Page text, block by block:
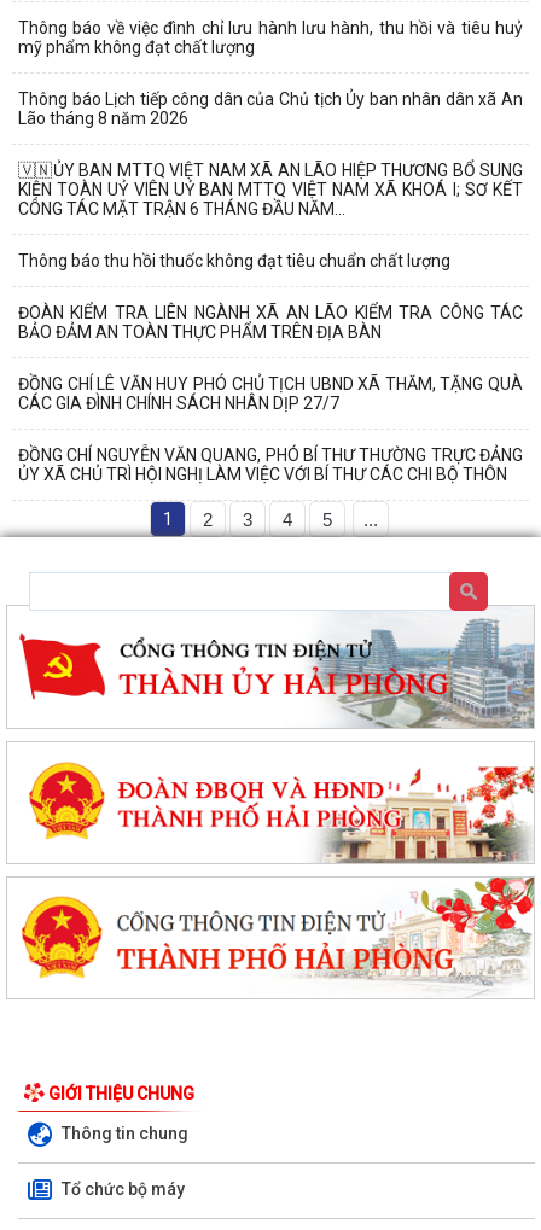
Thông báo về việc đình chỉ lưu hành lưu hành, thu hồi và tiêu huỷ
mỹ phẩm không đạt chất lượng
Thông báo Lịch tiếp công dân của Chủ tịch Ủy ban nhân dân xã An
Lão tháng 8 năm 2026
🇻🇳ỦY BAN MTTQ VIỆT NAM XÃ AN LÃO HIỆP THƯƠNG BỔ SUNG
KIỆN TOÀN UỶ VIÊN UỶ BAN MTTQ VIỆT NAM XÃ KHOÁ I; SƠ KẾT
CÔNG TÁC MẶT TRẬN 6 THÁNG ĐẦU NĂM...
Thông báo thu hồi thuốc không đạt tiêu chuẩn chất lượng
ĐOÀN KIỂM TRA LIÊN NGÀNH XÃ AN LÃO KIỂM TRA CÔNG TÁC
BẢO ĐẢM AN TOÀN THỰC PHẨM TRÊN ĐỊA BÀN
ĐỒNG CHÍ LÊ VĂN HUY PHÓ CHỦ TỊCH UBND XÃ THĂM, TẶNG QUÀ
CÁC GIA ĐÌNH CHÍNH SÁCH NHÂN DỊP 27/7
ĐỒNG CHÍ NGUYỄN VĂN QUANG, PHÓ BÍ THƯ THƯỜNG TRỰC ĐẢNG
ỦY XÃ CHỦ TRÌ HỘI NGHỊ LÀM VIỆC VỚI BÍ THƯ CÁC CHI BỘ THÔN
1 2 3 4 5 ...
GIỚI THIỆU CHUNG
Thông tin chung
Tổ chức bộ máy